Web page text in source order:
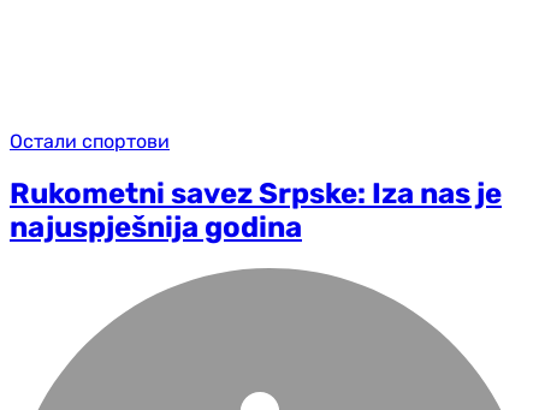
Остали спортови
Rukometni savez Srpske: Iza nas je
najuspješnija godina